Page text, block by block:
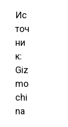
Ис
точ
ни
к:
Giz
mo
chi
na